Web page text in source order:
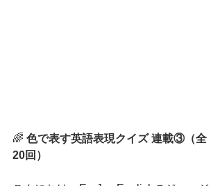
🌈 色で表す英語表現クイズ 連載③（全
20回）